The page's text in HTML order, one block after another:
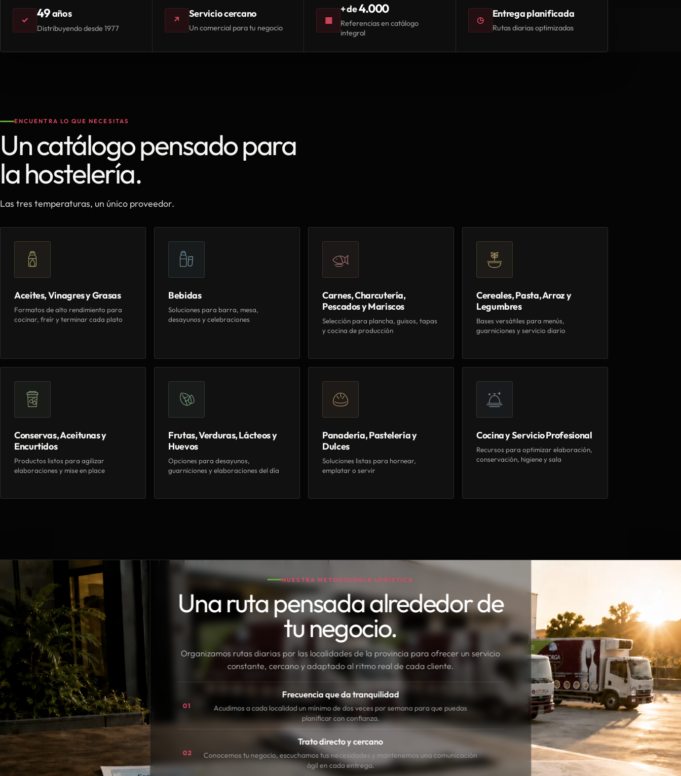
✓ 49años
Distribuyendo desde 1977
↗
Servicio cercano
Un comercial para tu negocio
▦
+ de4.000
Referencias en catálogo
integral
◷
Entrega planificada
Rutas diarias optimizadas
ENCUENTRA LO QUE NECESITAS
Un catálogo pensado para
la hostelería.
Las tres temperaturas, un único proveedor.
Aceites, Vinagres y Grasas
Formatos de alto rendimiento para
cocinar, freír y terminar cada plato
Bebidas
Soluciones para barra, mesa,
desayunos y celebraciones
Carnes, Charcutería,
Pescados y Mariscos
Selección para plancha, guisos, tapas
y cocina de producción
Cereales, Pasta, Arroz y
Legumbres
Bases versátiles para menús,
guarniciones y servicio diario
Conservas, Aceitunas y
Encurtidos
Productos listos para agilizar
elaboraciones y mise en place
Frutas, Verduras, Lácteos y
Huevos
Opciones para desayunos,
guarniciones y elaboraciones del día
Panadería, Pastelería y
Dulces
Soluciones listas para hornear,
emplatar o servir
Cocina y Servicio Profesional
Recursos para optimizar elaboración,
conservación, higiene y sala
NUESTRA METODOLOGÍA LOGÍSTICA
Una ruta pensada alrededor de
tu negocio.
Organizamos rutas diarias por las localidades de la provincia para ofrecer un servicio
constante, cercano y adaptado al ritmo real de cada cliente.
01
Frecuencia que da tranquilidad
Acudimos a cada localidad un mínimo de dos veces por semana para que puedas
planificar con confianza.
02
Trato directo y cercano
Conocemos tu negocio, escuchamos tus necesidades y mantenemos una comunicación
ágil en cada entrega.